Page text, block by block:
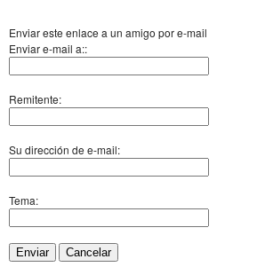
Enviar este enlace a un amigo por e-mail
Enviar e-mail a::
Remitente:
Su dirección de e-mail:
Tema:
Enviar Cancelar